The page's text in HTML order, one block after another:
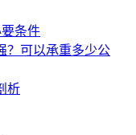
条件
？可以承重多少公
析